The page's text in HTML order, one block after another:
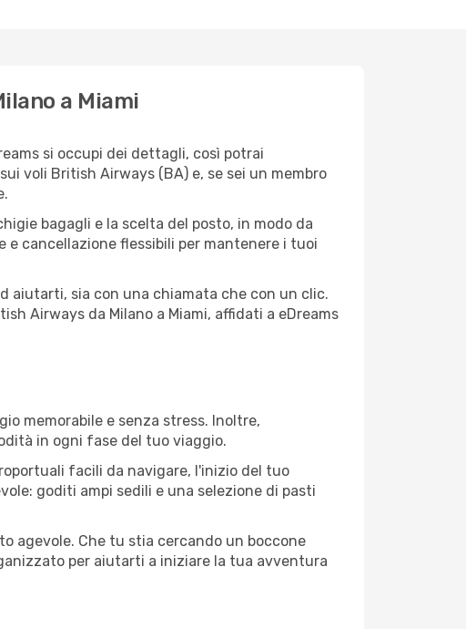
a Miami
si occupi dei dettagli, così potrai
voli British Airways (BA) e, se sei un membro
bagagli e la scelta del posto, in modo da
e cancellazione flessibili per mantenere i tuoi
aiutarti, sia con una chiamata che con un clic.
Airways da Milano a Miami, affidati a eDreams
memorabile e senza stress. Inoltre,
in ogni fase del tuo viaggio.
facili da navigare, l'inizio del tuo
goditi ampi sedili e una selezione di pasti
agevole. Che tu stia cercando un boccone
per aiutarti a iniziare la tua avventura